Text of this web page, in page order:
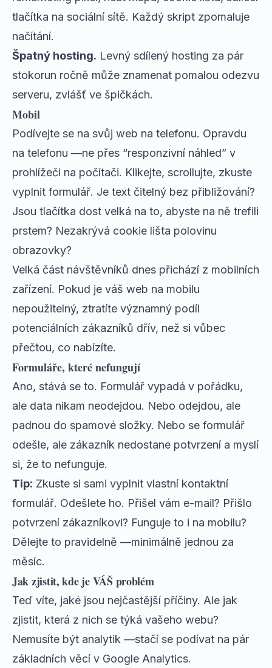
tlačítka na sociální sítě. Každý skript zpomaluje
načítání.
Špatný hosting. Levný sdílený hosting za pár
stokorun ročně může znamenat pomalou odezvu
serveru, zvlášť ve špičkách.
Mobil
Podívejte se na svůj web na telefonu. Opravdu
na telefonu —ne přes “responzivní náhled” v
prohlížeči na počítači. Klikejte, scrollujte, zkuste
vyplnit formulář. Je text čitelný bez přibližování?
Jsou tlačítka dost velká na to, abyste na ně trefili
prstem? Nezakrývá cookie lišta polovinu
obrazovky?
Velká část návštěvníků dnes přichází z mobilních
zařízení. Pokud je váš web na mobilu
nepoužitelný, ztratíte významný podíl
potenciálních zákazníků dřív, než si vůbec
přečtou, co nabízíte.
Formuláře, které nefungují
Ano, stává se to. Formulář vypadá v pořádku,
ale data nikam neodejdou. Nebo odejdou, ale
padnou do spamové složky. Nebo se formulář
odešle, ale zákazník nedostane potvrzení a myslí
si, že to nefunguje.
Tip: Zkuste si sami vyplnit vlastní kontaktní
formulář. Odešlete ho. Přišel vám e-mail? Přišlo
potvrzení zákazníkovi? Funguje to i na mobilu?
Dělejte to pravidelně —minimálně jednou za
měsíc.
Jak zjistit, kde je VÁŠ problém
Teď víte, jaké jsou nejčastější příčiny. Ale jak
zjistit, která z nich se týká vašeho webu?
Nemusíte být analytik —stačí se podívat na pár
základních věcí v Google Analytics.